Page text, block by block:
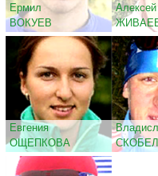
Ермил
ВОКУЕВ
Алексей
Евгения
ОЩЕПКОВА